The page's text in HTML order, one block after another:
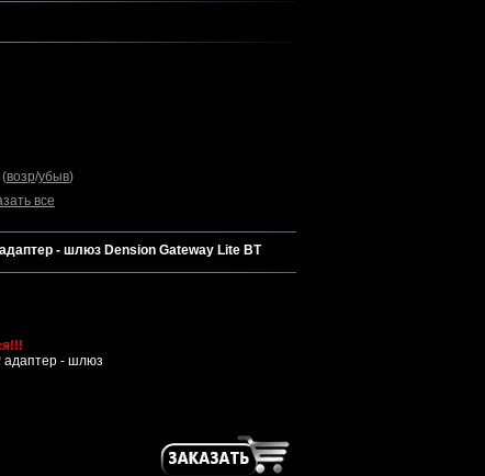
(возр/убыв)
все
- шлюз Dension Gateway Lite BT
адаптер - шлюз